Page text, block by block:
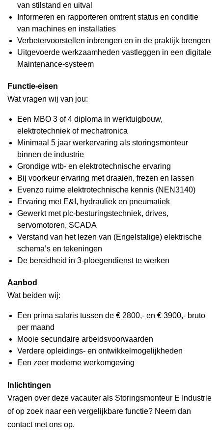
van stilstand en uitval
Informeren en rapporteren omtrent status en conditie
van machines en installaties
Verbetervoorstellen inbrengen en in de praktijk brengen
Uitgevoerde werkzaamheden vastleggen in een digitale
Maintenance-systeem
Functie-eisen
Wat vragen wij van jou:
Een MBO 3 of 4 diploma in werktuigbouw,
elektrotechniek of mechatronica
Minimaal 5 jaar werkervaring als storingsmonteur
binnen de industrie
Grondige wtb- en elektrotechnische ervaring
Bij voorkeur ervaring met draaien, frezen en lassen
Evenzo ruime elektrotechnische kennis (NEN3140)
Ervaring met E&I, hydrauliek en pneumatiek
Gewerkt met plc-besturingstechniek, drives,
servomotoren, SCADA
Verstand van het lezen van (Engelstalige) elektrische
schema’s en tekeningen
De bereidheid in 3-ploegendienst te werken
Aanbod
Wat beiden wij:
Een prima salaris tussen de € 2800,- en € 3900,- bruto
per maand
Mooie secundaire arbeidsvoorwaarden
Verdere opleidings- en ontwikkelmogelijkheden
Een zeer moderne werkomgeving
Inlichtingen
Vragen over deze vacauter als Storingsmonteur E Industrie
of op zoek naar een vergelijkbare functie? Neem dan
contact met ons op.